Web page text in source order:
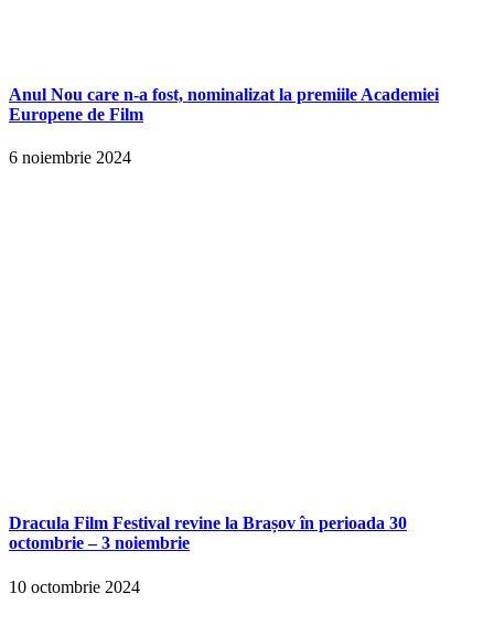
Anul Nou care n-a fost, nominalizat la premiile Academiei
Europene de Film
6 noiembrie 2024
Dracula Film Festival revine la Brașov în perioada 30
octombrie – 3 noiembrie
10 octombrie 2024